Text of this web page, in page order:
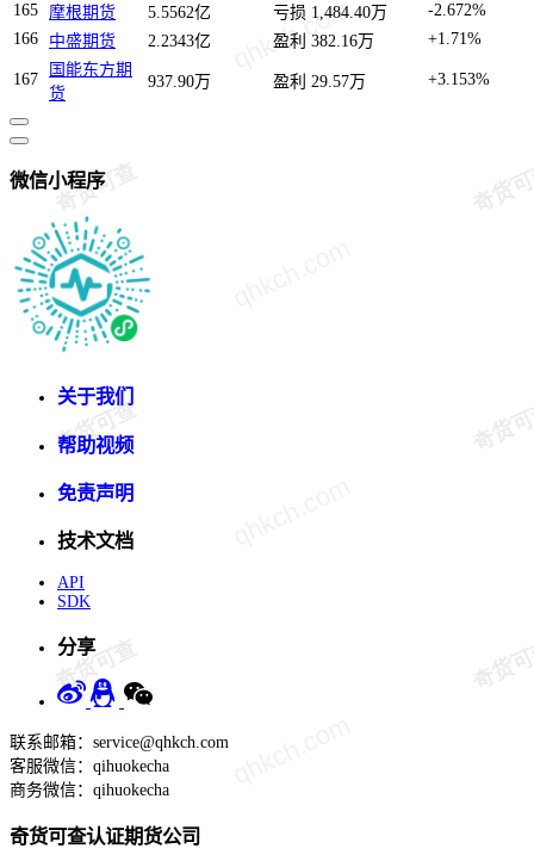
165
摩根期货 5.5562亿 亏损 1,484.40万
-2.672%
166
中盛期货 2.2343亿 盈利 382.16万 +1.71%
167
国能东方期
货
937.90万 盈利 29.57万 +3.153%
微信小程序
关于我们
帮助视频
免责声明
技术文档
API
SDK
分享
联系邮箱：service@qhkch.com
客服微信：qihuokecha
商务微信：qihuokecha
奇货可查认证期货公司